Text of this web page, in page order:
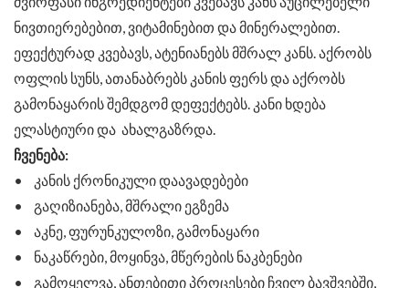
ნივთიერებებით, ვიტამინებით და მინერალებით.
ეფექტურად კვებავს, ატენიანებს მშრალ კანს. აქრობს
ოფლის სუნს, ათანაბრებს კანის ფერს და აქრობს
გამონაყარის შემდგომ დეფექტებს. კანი ხდება
ელასტიური და ახალგაზრდა.
ჩვენება:
• კანის ქრონიკული დაავადებები
• გაღიზიანება, მშრალი ეგზემა
• აკნე, ფურუნკულოზი, გამონაყარი
• ნაკაწრები, მოყინვა, მწერების ნაკბენები
• გამოყელვა, ანთებითი პროცესები ჩვილ ბავშვებში,